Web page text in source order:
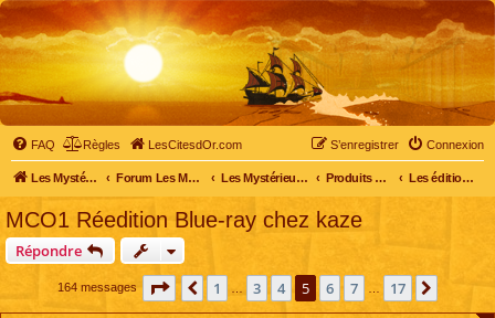
FAQ Règles LesCitesdOr.com Connexion
S’enregistrer
Les Mystérieuses Cités d'Or - LesCitesdOr.com Forum Les Mystérieuses Cités d'Or Les Mystérieuses Cités d'Or Produits dérivés Les éditions DVD
MCO1 Réedition Blue-ray chez kaze
Répondre
164 messages Page sur 17
Précédente
1 3 4 5 6 7 17